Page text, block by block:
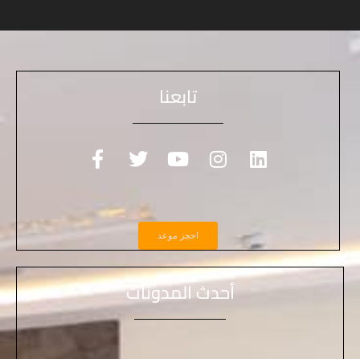
تابعنا
احجز موعد
أحدث المدونات